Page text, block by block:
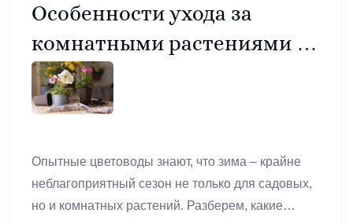
Особенности ухода за
комнатными растениями в
зимний период
Опытные цветоводы знают, что зима – крайне
неблагоприятный сезон не только для садовых,
но и комнатных растений. Разберем, какие